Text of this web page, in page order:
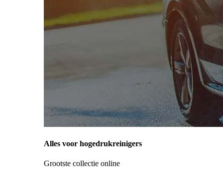
Alles voor hogedrukreinigers
Grootste collectie online